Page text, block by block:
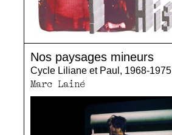
Nos paysages mineurs
Cycle Liliane et Paul, 1968-1975
Marc Lainé